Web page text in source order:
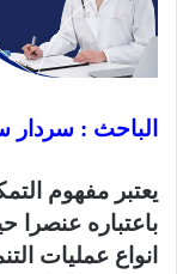
الباحث : سردار
يعتبر مفهوم
باعتباره عنصرا
انواع عمليات